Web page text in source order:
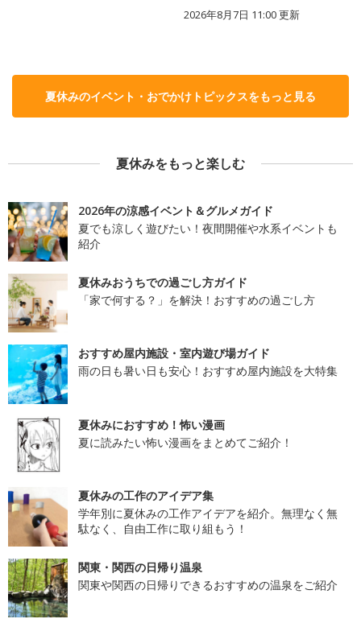
2026年8月7日 11:00更新
夏休みのイベント・おでかけトピックスをもっと見る
夏休みをもっと楽しむ
2026年の涼感イベント＆グルメガイド
夏でも涼しく遊びたい！夜間開催や水系イベントも
紹介
夏休みおうちでの過ごし方ガイド
「家で何する？」を解決！おすすめの過ごし方
おすすめ屋内施設・室内遊び場ガイド
雨の日も暑い日も安心！おすすめ屋内施設を大特集
夏休みにおすすめ！怖い漫画
夏に読みたい怖い漫画をまとめてご紹介！
夏休みの工作のアイデア集
学年別に夏休みの工作アイデアを紹介。無理なく無
駄なく、自由工作に取り組もう！
関東・関西の日帰り温泉
関東や関西の日帰りできるおすすめの温泉をご紹介